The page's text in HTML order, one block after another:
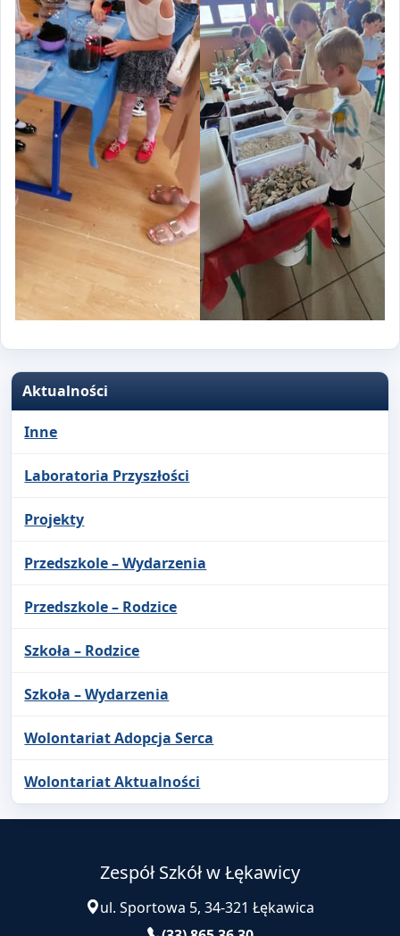
Aktualności
Inne
Laboratoria Przyszłości
Projekty
Przedszkole – Wydarzenia
Przedszkole – Rodzice
Szkoła – Rodzice
Szkoła – Wydarzenia
Wolontariat Adopcja Serca
Wolontariat Aktualności
Zespół Szkół w Łękawicy
ul. Sportowa 5, 34-321 Łękawica